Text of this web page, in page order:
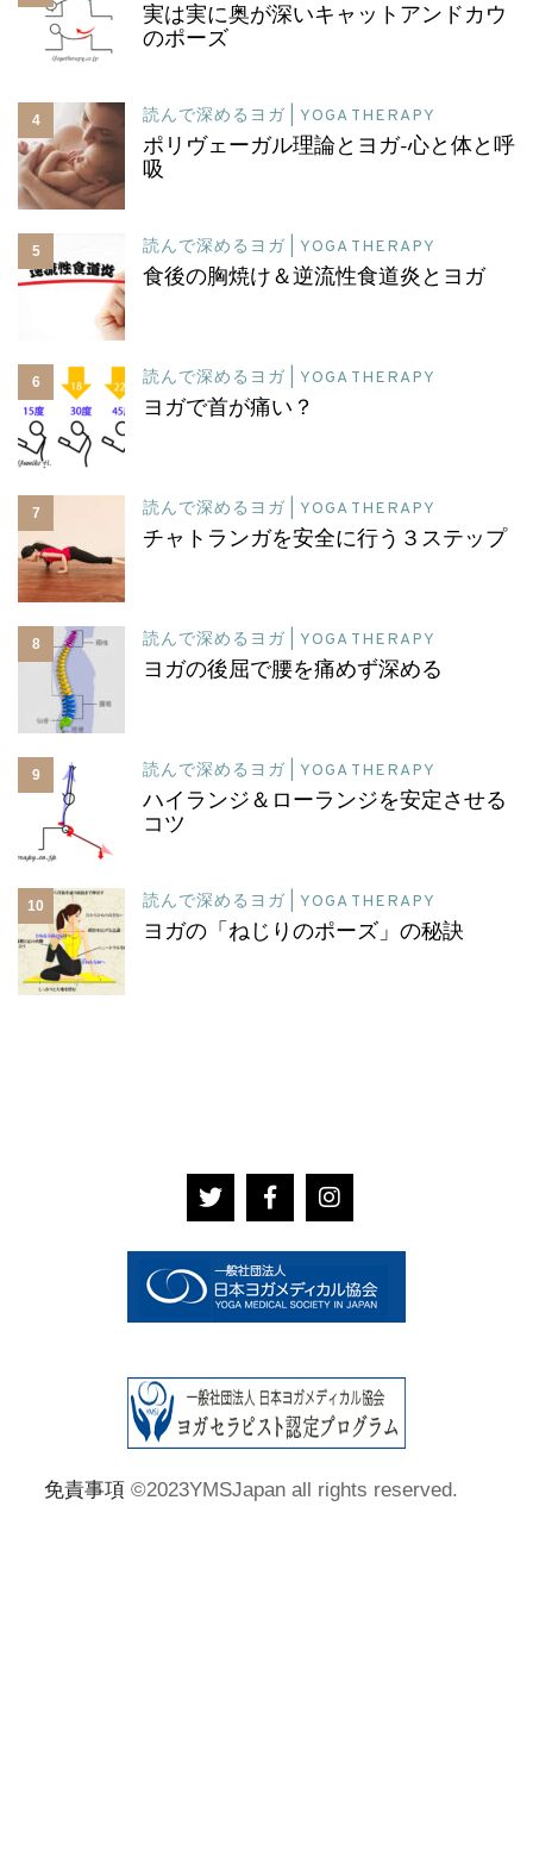
実は実に奥が深いキャットアンドカウ
のポーズ
4 読んで深めるヨガ | YOGA THERAPY
ポリヴェーガル理論とヨガ-心と体と呼
吸
5 読んで深めるヨガ | YOGA THERAPY
食後の胸焼け＆逆流性食道炎とヨガ
6 読んで深めるヨガ | YOGA THERAPY
ヨガで首が痛い？
7 読んで深めるヨガ | YOGA THERAPY
チャトランガを安全に行う３ステップ
8 読んで深めるヨガ | YOGA THERAPY
ヨガの後屈で腰を痛めず深める
9 読んで深めるヨガ | YOGA THERAPY
ハイランジ＆ローランジを安定させる
コツ
10 読んで深めるヨガ | YOGA THERAPY
ヨガの「ねじりのポーズ」の秘訣
免責事項 ©2023YMSJapan all rights reserved.